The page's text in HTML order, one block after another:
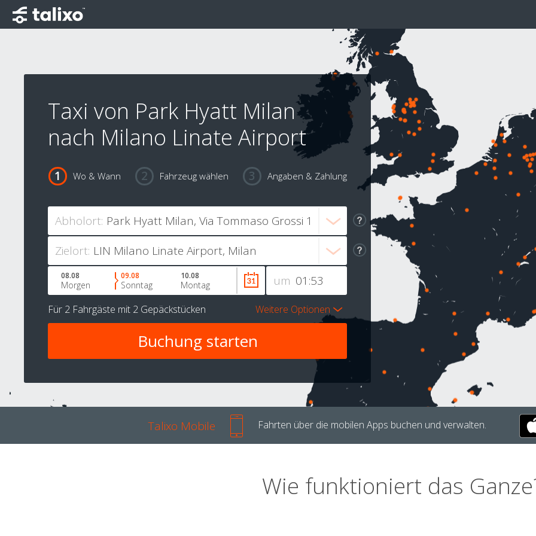
Taxi von Park Hyatt Milan
nach Milano Linate Airport
Wo & Wann Fahrzeug wählen Angaben & Zahlung
Abholort:
Zielort:
um
08.08
Morgen
09.08
Sonntag
10.08
Montag
Für 2 Fahrgäste mit 2 Gepäckstücken Weitere Optionen
Talixo Mobile Fahrten über die mobilen Apps buchen und verwalten.
Wie funktioniert das